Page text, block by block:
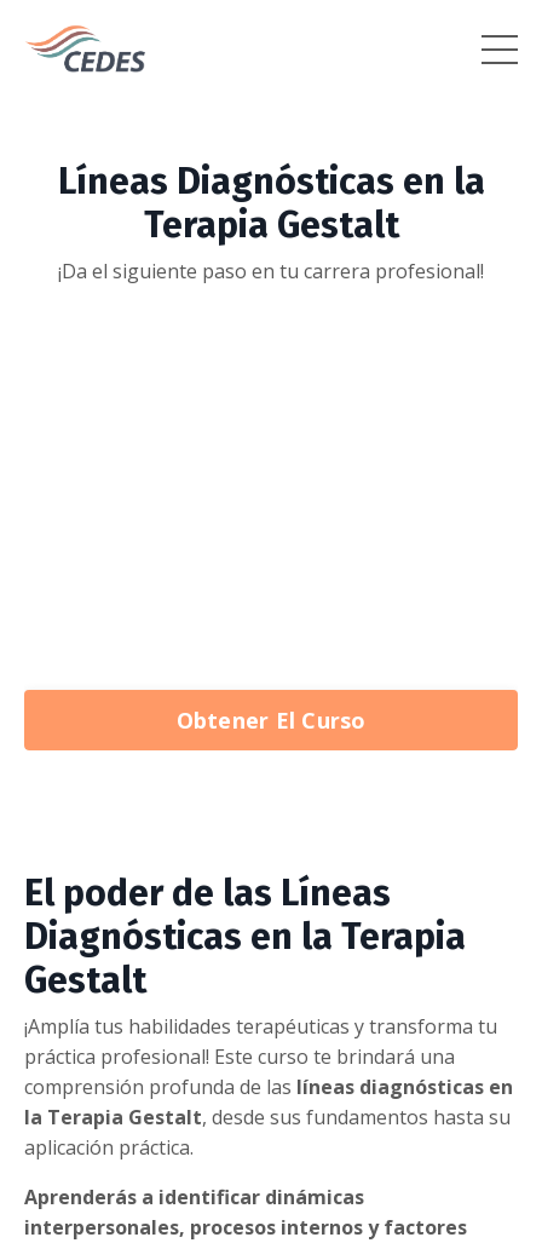
Líneas Diagnósticas en la
Terapia Gestalt
¡Da el siguiente paso en tu carrera profesional!
Obtener El Curso
El poder de las Líneas
Diagnósticas en la Terapia
Gestalt
¡Amplía tus habilidades terapéuticas y transforma tu
práctica profesional! Este curso te brindará una
comprensión profunda de las líneas diagnósticas en
la Terapia Gestalt, desde sus fundamentos hasta su
aplicación práctica.
Aprenderás a identificar dinámicas
interpersonales, procesos internos y factores